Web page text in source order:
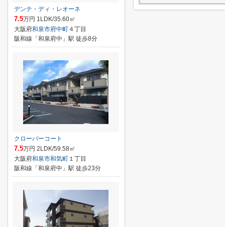
デンテ・ディ・レオーネ
7.5万円 1LDK/35.60㎡
大阪府和泉市府中町４丁目
阪和線「和泉府中」駅 徒歩8分
クローバーコート
7.5万円 2LDK/59.58㎡
大阪府和泉市和気町 １丁目
阪和線「和泉府中」駅 徒歩23分